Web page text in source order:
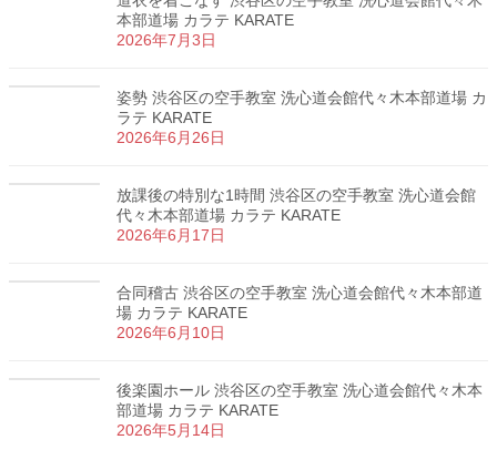
本部道場 カラテ KARATE
2026年7月3日
姿勢 渋谷区の空手教室 洗心道会館代々木本部道場 カ
ラテ KARATE
2026年6月26日
放課後の特別な1時間 渋谷区の空手教室 洗心道会館
代々木本部道場 カラテ KARATE
2026年6月17日
合同稽古 渋谷区の空手教室 洗心道会館代々木本部道
場 カラテ KARATE
2026年6月10日
後楽園ホール 渋谷区の空手教室 洗心道会館代々木本
部道場 カラテ KARATE
2026年5月14日